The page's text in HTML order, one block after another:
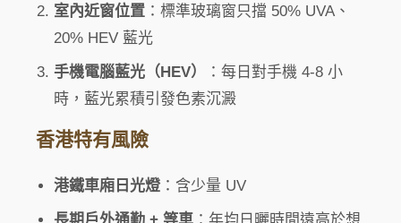
室內近窗位置 ：標準玻璃窗只擋 50% UVA、
20% HEV 藍光
手機電腦藍光（HEV）
：每日對手機 4-8 小
時，藍光累積引發色素沉澱
香港特有風險
港鐵車廂日光燈：含少量 UV